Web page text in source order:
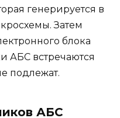
генерируется в
Затем
блока
АБС встречаются
подлежат.
АБС